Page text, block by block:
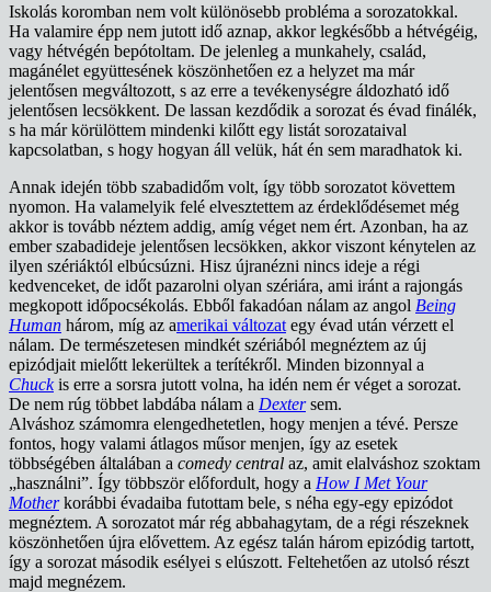
Iskolás koromban nem volt különösebb probléma a sorozatokkal.
Ha valamire épp nem jutott idő aznap, akkor legkésőbb a hétvégéig,
vagy hétvégén bepótoltam. De jelenleg a munkahely, család,
magánélet együttesének köszönhetően ez a helyzet ma már
jelentősen megváltozott, s az erre a tevékenységre áldozható idő
jelentősen lecsökkent. De lassan kezdődik a sorozat és évad finálék,
s ha már körülöttem mindenki kilőtt egy listát sorozataival
kapcsolatban, s hogy hogyan áll velük, hát én sem maradhatok ki.
Annak idején több szabadidőm volt, így több sorozatot követtem
nyomon. Ha valamelyik felé elvesztettem az érdeklődésemet még
akkor is tovább néztem addig, amíg véget nem ért. Azonban, ha az
ember szabadideje jelentősen lecsökken, akkor viszont kénytelen az
ilyen szériáktól elbúcsúzni. Hisz újranézni nincs ideje a régi
kedvenceket, de időt pazarolni olyan szériára, ami iránt a rajongás
megkopott időpocsékolás. Ebből fakadóan nálam az angol Being
Human három, míg az amerikai változat egy évad után vérzett el
nálam. De természetesen mindkét szériából megnéztem az új
epizódjait mielőtt lekerültek a terítékről. Minden bizonnyal a
Chuckis erre a sorsra jutott volna, ha idén nem ér véget a sorozat.
De nem rúg többet labdába nálam a Dextersem.
Alváshoz számomra elengedhetetlen, hogy menjen a tévé. Persze
fontos, hogy valami átlagos műsor menjen, így az esetek
többségében általában a comedy central az, amit elalváshoz szoktam
„használni”. Így többször előfordult, hogy a How I Met Your
Motherkorábbi évadaiba futottam bele, s néha egy-egy epizódot
megnéztem. A sorozatot már rég abbahagytam, de a régi részeknek
köszönhetően újra elővettem. Az egész talán három epizódig tartott,
így a sorozat második esélyei s elúszott. Feltehetően az utolsó részt
majd megnézem.